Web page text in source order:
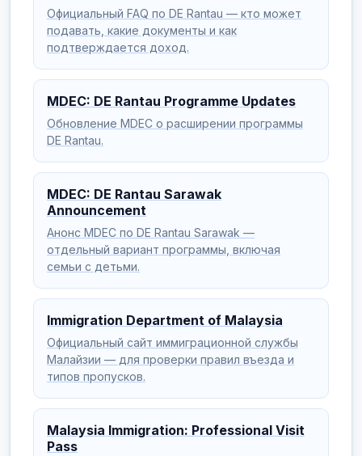
Официальный FAQ по DE Rantau — кто может
подавать, какие документы и как
подтверждается доход.
MDEC: DE Rantau Programme Updates
Обновление MDEC о расширении программы
DE Rantau.
MDEC: DE Rantau Sarawak
Announcement
Анонс MDEC по DE Rantau Sarawak —
отдельный вариант программы, включая
семьи с детьми.
Immigration Department of Malaysia
Официальный сайт иммиграционной службы
Малайзии — для проверки правил въезда и
типов пропусков.
Malaysia Immigration: Professional Visit
Pass